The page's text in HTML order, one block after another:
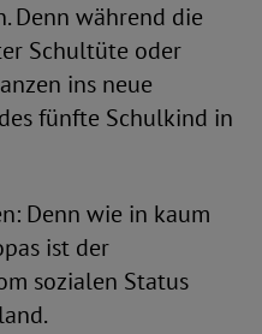
Denn während die
Schultüte oder
ins neue
fünfte Schulkind in
Denn wie in kaum
ist der
sozialen Status